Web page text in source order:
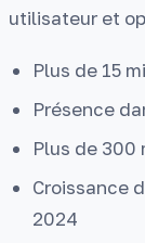
utilisateur et
Plus de 15
Présence
Plus de 300
Croissance
2024